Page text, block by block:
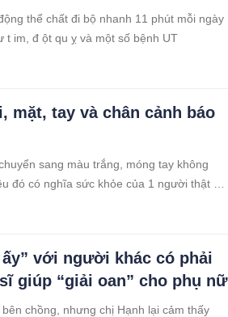
thể chất đi bộ nhanh 11 phút mỗi ngày
t im, đ ột qu ỵ và một số bệnh UT
mặt, tay và chân cảnh báo
sang màu trắng, móng tay không
đó có nghĩa sức khỏe của 1 người thật sự
với người khác có phải
giúp “giải oan” cho phụ nữ
chồng, nhưng chị Hạnh lại cảm thấy